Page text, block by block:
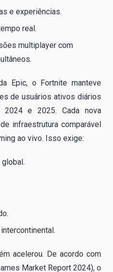
e experiências.
real.
multiplayer com
Epic, o Fortnite manteve
de usuários ativos diários
e 2025. Cada nova
infraestrutura comparável
ao vivo. Isso exige:
global.
acelerou. De acordo com
Market Report 2024), o